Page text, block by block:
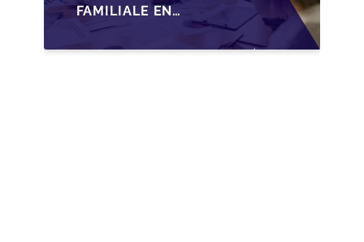
FAMILIALE EN
WALLONIE :
NOUVELLES